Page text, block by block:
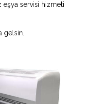
servisi hizmeti
gelsin.